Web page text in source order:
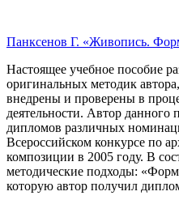
Панксенов Г. «Живопись.
Настоящее учебное пособие
оригинальных методик
внедрены и проверены в
деятельности. Автор данного
дипломов различных
Всероссийском конкурсе по
композиции в 2005 году. В
методические подходы:
которую автор получил